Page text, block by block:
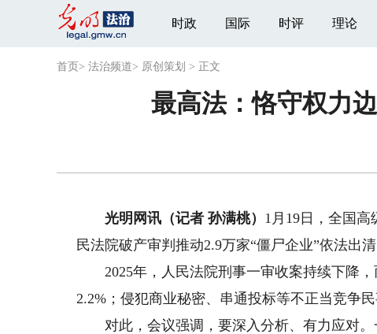
时政 国际 时评 理论
首页 > 法治频道> 原创策划 > 正文
最高法：恪守权力
光明网讯（记者 孙满桃） 1月19日，全国高
民法院破产审判推动2.9万家“僵尸企业”依法出
2025年，人民法院刑事一审收案持续下降，
2.2%；侵犯商业秘密、串通投标等不正当竞争民
对此，会议强调，要深入分析、有力应对。